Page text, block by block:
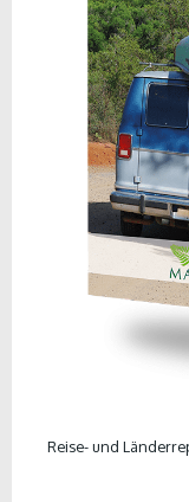
Reise- und